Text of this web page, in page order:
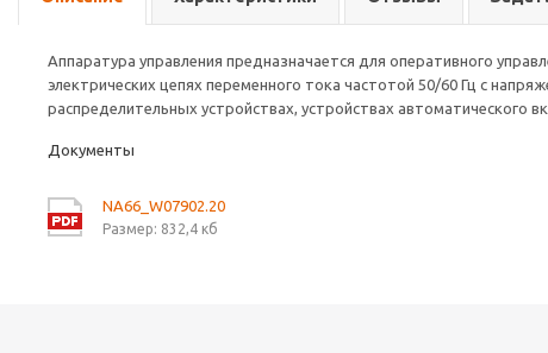
Аппаратура управления предназначается для оперативного
электрических цепях переменного тока частотой 50/60 Гц с
распределительных устройствах, устройствах автоматического
Документы
NA66_W07902.20
Размер: 832,4 кб